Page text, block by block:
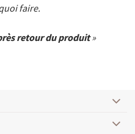
faire.
retour du produit